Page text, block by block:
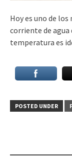
Hoy es uno de
corriente de agua
temperatura es
POSTED UNDER